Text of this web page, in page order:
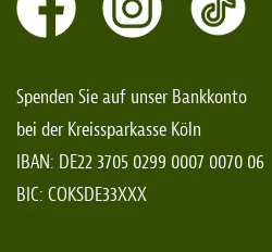
Spenden Sie auf unser Bankkonto
bei der Kreissparkasse Köln
IBAN: DE22 3705 0299 0007 0070 06
BIC: COKSDE33XXX